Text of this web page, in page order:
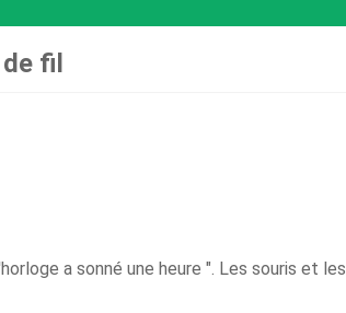
fil
a sonné une heure ". Les souris et les